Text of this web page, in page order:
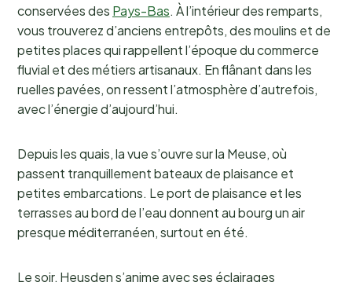
conservées des Pays-Bas. À l’intérieur des remparts,
vous trouverez d’anciens entrepôts, des moulins et de
petites places qui rappellent l’époque du commerce
fluvial et des métiers artisanaux. En flânant dans les
ruelles pavées, on ressent l’atmosphère d’autrefois,
avec l’énergie d’aujourd’hui.
Depuis les quais, la vue s’ouvre sur la Meuse, où
passent tranquillement bateaux de plaisance et
petites embarcations. Le port de plaisance et les
terrasses au bord de l’eau donnent au bourg un air
presque méditerranéen, surtout en été.
Le soir, Heusden s’anime avec ses éclairages